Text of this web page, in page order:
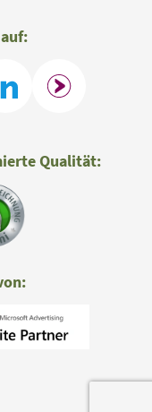
Qualität: